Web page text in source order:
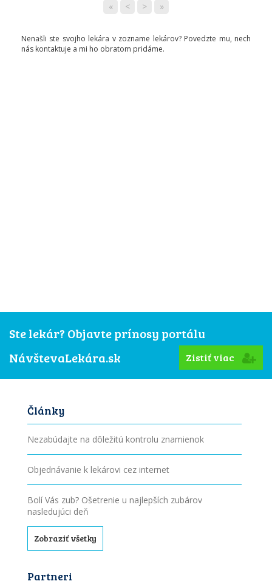
« < > »
Nenašli ste svojho lekára v zozname lekárov? Povedzte mu, nech
nás kontaktuje a mi ho obratom pridáme.
Ste lekár? Objavte prínosy portálu
NávštevaLekára.sk
Zistiť viac
Články
Nezabúdajte na dôležitú kontrolu znamienok
Objednávanie k lekárovi cez internet
Bolí Vás zub? Ošetrenie u najlepších zubárov
nasledujúci deň
Zobraziť všetky
Partneri